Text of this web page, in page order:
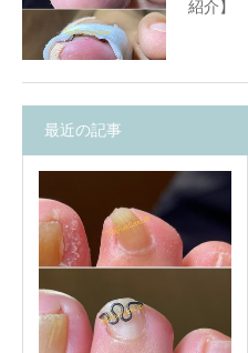
紹介】
最近の記事